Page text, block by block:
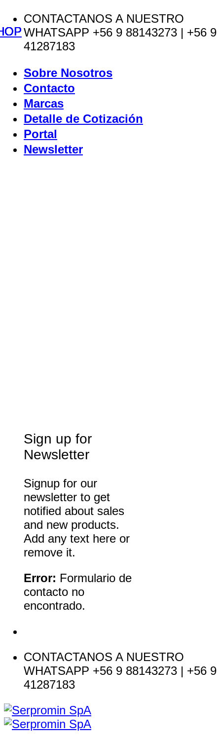
Saltar
al
contenido
CONTACTANOS A NUESTRO
WHATSAPP +56 9 88143273 | +56 9
41287183
Sobre Nosotros
Contacto
Marcas
Detalle de Cotización
Portal
Newsletter
Sign up for
Newsletter
Signup for our
newsletter to get
notified about sales
and new products.
Add any text here or
remove it.
Error: Formulario de
contacto no
encontrado.
CONTACTANOS A NUESTRO
WHATSAPP +56 9 88143273 | +56 9
41287183